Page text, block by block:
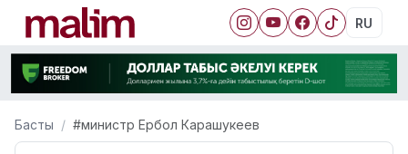
RU
Басты #министр Ербол Карашукеев